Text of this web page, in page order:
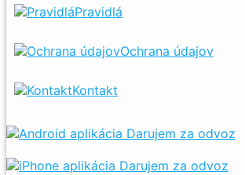
Pravidlá
Ochrana údajov
Kontakt